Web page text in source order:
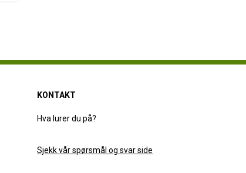
KONTAKT
Hva lurer du på?
Sjekk vår spørsmål og svar side